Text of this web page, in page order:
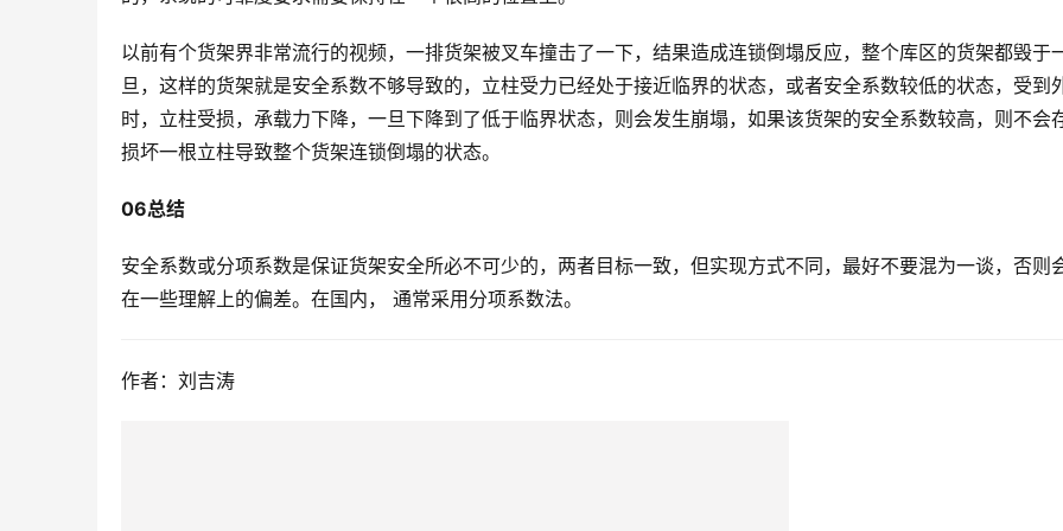
以前有个货架界非常流行的视频，一排货架被叉车撞击了一下，结果造成连锁倒塌反应，整个库区的货架都毁于
旦，这样的货架就是安全系数不够导致的，立柱受力已经处于接近临界的状态，或者安全系数较低的状态，受到
时，立柱受损，承载力下降，一旦下降到了低于临界状态，则会发生崩塌，如果该货架的安全系数较高，则不会
损坏一根立柱导致整个货架连锁倒塌的状态。
06总结
安全系数或分项系数是保证货架安全所必不可少的，两者目标一致，但实现方式不同，最好不要混为一谈，否则
在一些理解上的偏差。在国内， 通常采用分项系数法。
作者：刘吉涛